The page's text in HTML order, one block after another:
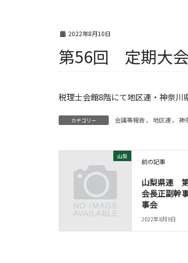
2022年8月10日
第56回 定期大
税理士会館8階にて地区連・神奈
カテゴリー 会議等報告、 地区連、 神
山梨
前の記事
山梨県連
会長正副幹
事会
2022年8月9日